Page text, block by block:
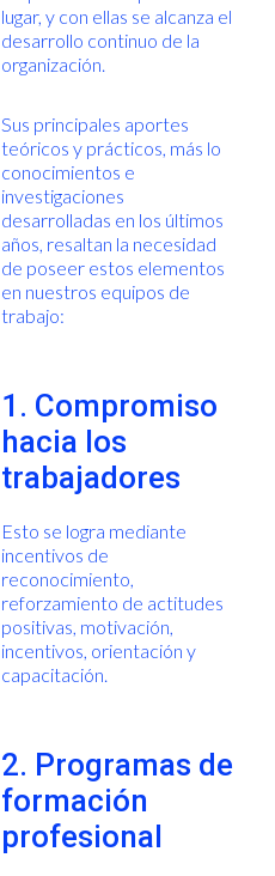
lugar, y con ellas se alcanza el
desarrollo continuo de la
organización.
Sus principales aportes
teóricos y prácticos, más lo
conocimientos e
investigaciones
desarrolladas en los últimos
años, resaltan la necesidad
de poseer estos elementos
en nuestros equipos de
trabajo:
1. Compromiso
hacia los
trabajadores
Esto se logra mediante
incentivos de
reconocimiento,
reforzamiento de actitudes
positivas, motivación,
incentivos, orientación y
capacitación.
2. Programas de
formación
profesional